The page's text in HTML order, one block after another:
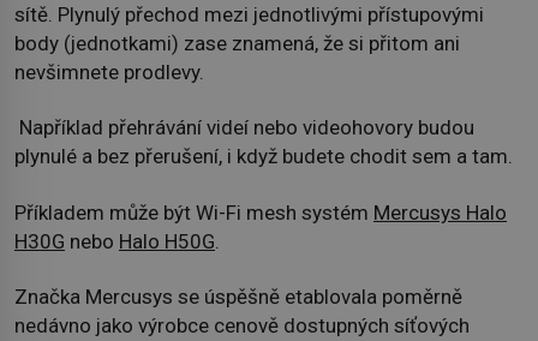
sítě. Plynulý přechod mezi jednotlivými přístupovými
body (jednotkami) zase znamená, že si přitom ani
nevšimnete prodlevy.
Například přehrávání videí nebo videohovory budou
plynulé a bez přerušení, i když budete chodit sem a tam.
Příkladem může být Wi-Fi mesh systém Mercusys Halo
H30G nebo Halo H50G
Značka Mercusys se úspěšně etablovala poměrně
nedávno jako výrobce cenově dostupných síťových